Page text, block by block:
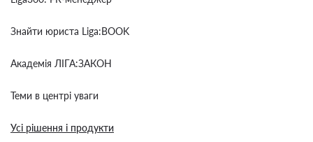
Знайти юриста Liga:BOOK
Академія ЛІГА:ЗАКОН
Теми в центрі уваги
Усі рішення і продукти